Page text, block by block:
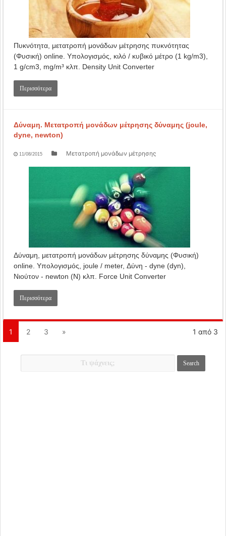
Πυκνότητα, μετατροπή μονάδων μέτρησης πυκνότητας
(Φυσική) online. Υπολογισμός, κιλό / κυβικό μέτρο (1 kg/m3),
1 g/cm3, mg/m³ κλπ. Density Unit Converter
Περισσότερα
Δύναμη. Mετατροπή μονάδων μέτρησης δύναμης (joule,
dyne, newton)
11/08/2015 Μετατροπή μονάδων μέτρησης
Δύναμη, μετατροπή μονάδων μέτρησης δύναμης (Φυσική)
online. Υπολογισμός, joule / meter, Δύνη - dyne (dyn),
Νιούτον - newton (N) κλπ. Force Unit Converter
Περισσότερα
1 από 3
1 2 3 »